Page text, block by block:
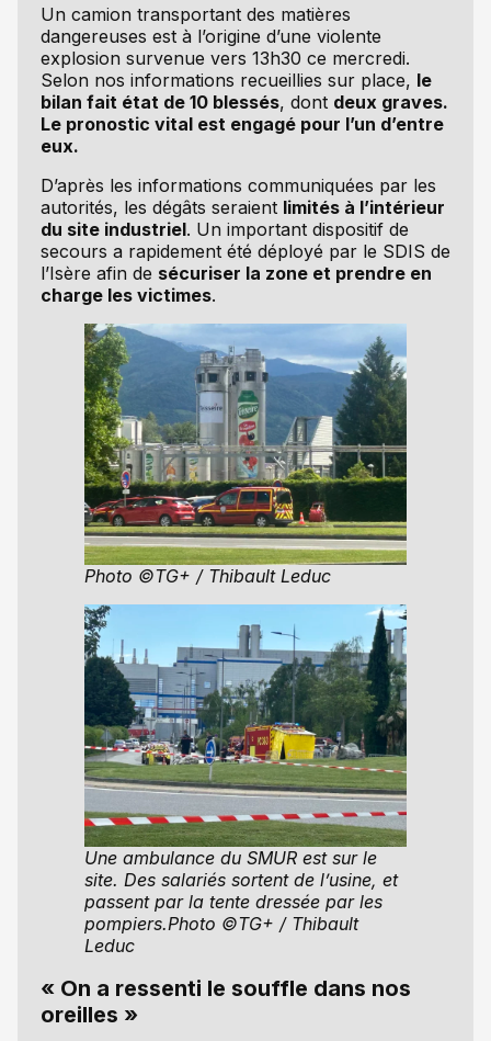
Un camion transportant des matières
dangereuses est à l’origine d’une violente
explosion survenue vers 13h30 ce mercredi.
Selon nos informations recueillies sur place, le
bilan fait état de 10 blessés, dont deux graves.
Le pronostic vital est engagé pour l’un d’entre
eux.
D’après les informations communiquées par les
autorités, les dégâts seraient limités à l’intérieur
du site industriel. Un important dispositif de
secours a rapidement été déployé par le SDIS de
l’Isère afin de sécuriser la zone et prendre en
charge les victimes.
Photo ©TG+ / Thibault Leduc
Une ambulance du SMUR est sur le
site. Des salariés sortent de l’usine, et
passent par la tente dressée par les
pompiers.Photo ©TG+ / Thibault
Leduc
« On a ressenti le souffle dans nos
oreilles »